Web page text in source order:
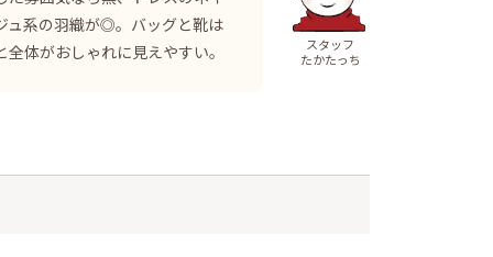
ュ系の羽織が◎。バッグと靴は
体がおしゃれに見えやすい。
スタッフ
たかたっち